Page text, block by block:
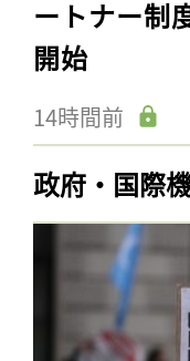
ートナー制
開始
14時間前
政府・国際